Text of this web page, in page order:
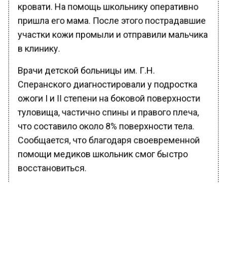
кровати. На помощь школьнику оперативно
пришла его мама. После этого пострадавшие
участки кожи промыли и отправили мальчика
в клинику.
Врачи детской больницы им. Г.Н.
Сперанского диагностировали у подростка
ожоги I и II степени на боковой поверхности
туловища, частично спины и правого плеча,
что составило около 8% поверхности тела.
Сообщается, что благодаря своевременной
помощи медиков школьник смог быстро
восстановиться.